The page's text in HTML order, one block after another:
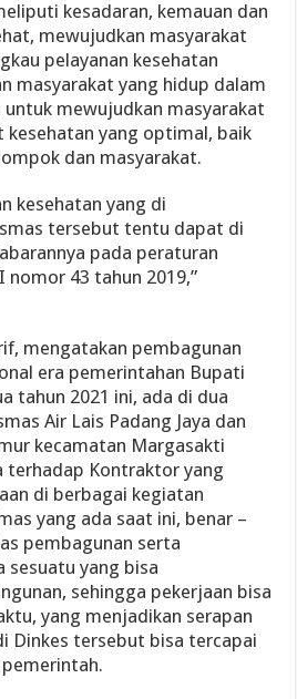
kesadaran, kemauan dan
mewujudkan masyarakat
pelayanan kesehatan
masyarakat yang hidup dalam
mewujudkan masyarakat
yang optimal, baik
dan masyarakat.
kesehatan yang di
tersebut tentu dapat di
pada peraturan
nomor 43 tahun 2019,”
mengatakan pembagunan
era pemerintahan Bupati
tahun 2021 ini, ada di dua
Air Lais Padang Jaya dan
kecamatan Margasakti
terhadap Kontraktor yang
di berbagai kegiatan
yang ada saat ini, benar –
pembagunan serta
sesuatu yang bisa
sehingga pekerjaan bisa
yang menjadikan serapan
Dinkes tersebut bisa tercapai